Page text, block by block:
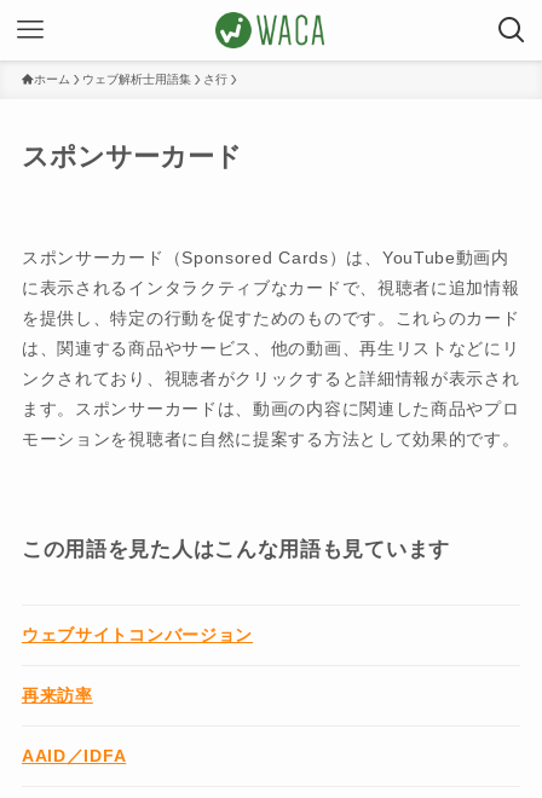
ホーム ウェブ解析士用語集 さ行
スポンサーカード
スポンサーカード（Sponsored Cards）は、YouTube動画内
に表示されるインタラクティブなカードで、視聴者に追加情報
を提供し、特定の行動を促すためのものです。これらのカード
は、関連する商品やサービス、他の動画、再生リストなどにリ
ンクされており、視聴者がクリックすると詳細情報が表示され
ます。スポンサーカードは、動画の内容に関連した商品やプロ
モーションを視聴者に自然に提案する方法として効果的です。
この用語を見た人はこんな用語も見ています
ウェブサイトコンバージョン
再来訪率
AAID／IDFA